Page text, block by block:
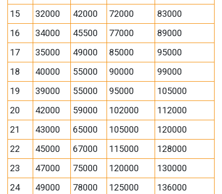
15
32000 42000 72000
83000
16
34000 45500 77000
89000
17
35000 49000 85000
95000
18
40000 55000 90000
99000
19
39000 55000 95000
105000
20
42000 59000 102000
112000
21
43000 65000 105000
120000
22
45000 67000 115000
128000
23
47000 75000 120000
130000
24
49000 78000 125000
136000